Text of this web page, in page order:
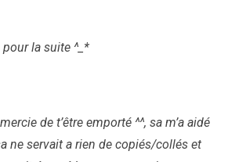
la suite ^_*
de t’être emporté ^^, sa m’a aidé
ne servait a rien de copiés/collés et